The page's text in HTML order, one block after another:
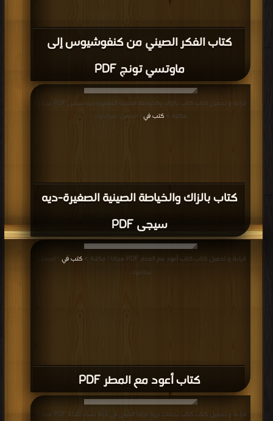
كتاب الفكر الصيني من كنفوشيوس إلى
ماوتسي تونج PDF
كتاب بالزاك والخياطة الصينية الصغيرة-ديه
سيجى PDF
قراءة و تحميل كتاب كتاب بالزاك والخياطة الصينية الصغيرة-ديه سيجى PDF مجانا |
مكتبة > كتب في | التحميل : مرة/مرات
كتاب أعود مع المطر PDF
قراءة و تحميل كتاب كتاب أعود مع المطر PDF مجانا | مكتبة > كتب في
| التحميل :
مرة/مرات
قراءة و تحميل كتاب كتاب بجعات برية دراما الصين في حياة نساء ثلاثة PDF مجانا |